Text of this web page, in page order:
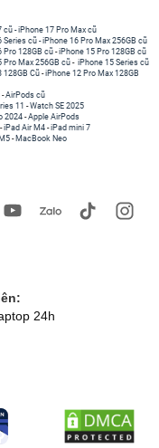
cũ -iPhone 17 Pro Max cũ
Series cũ - iPhone 16 Pro Max 256GB cũ
Pro 128GB cũ-iPhone 15 Pro 128GB cũ
Pro Max 256GB cũ - iPhone 15 Series cũ
128GB Cũ -iPhone 12 Pro Max 128GB
-AirPods cũ
11 -Watch SE 2025
2024-Apple AirPods
-iPad Air M4 -iPad mini 7
- MacBook Neo
24h